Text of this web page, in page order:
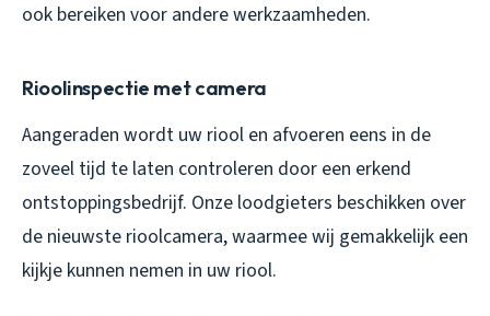
ook bereiken voor andere werkzaamheden.
Rioolinspectie met camera
Aangeraden wordt uw riool en afvoeren eens in de
zoveel tijd te laten controleren door een erkend
ontstoppingsbedrijf. Onze loodgieters beschikken over
de nieuwste rioolcamera, waarmee wij gemakkelijk een
kijkje kunnen nemen in uw riool.